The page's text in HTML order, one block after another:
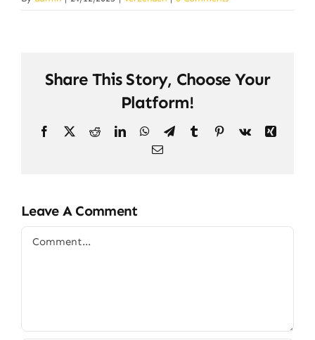
Share This Story, Choose Your
Platform!
Facebook
X RedditLinkedInWhatsApp
TelegramTumblr PinterestVk
Xing
Email
Leave A Comment
Comment